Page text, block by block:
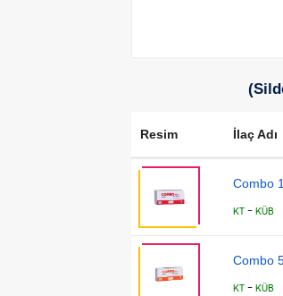
Resim İlaç Adı
Combo
KT - KÜB
Combo
KT - KÜB